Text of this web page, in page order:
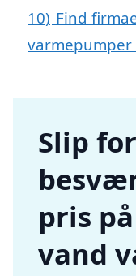
10) Find
Slip
pris
vand